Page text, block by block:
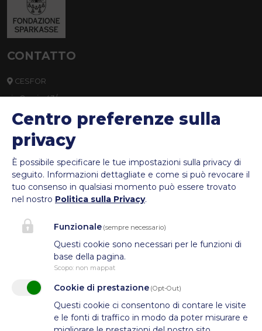
CONTATTO
CESFOR
via Orazio 43/a,
39100 Bolzano
info@cesfor.bz.it
0471 272690
P.IVA: IT01337640211
C.F.: 94010650219
Centro preferenze sulla
privacy
È possibile specificare le tue impostazioni sulla privacy di
seguito. Informazioni dettagliate e come si può revocare il
tuo consenso in qualsiasi momento può essere trovato
nel nostro Politica sulla Privacy.
Funzionale (sempre necessario)
Questi cookie sono necessari per le funzioni di
base della pagina.
Scopo: non mappat
Cookie di prestazione (Opt-Out)
Questi cookie ci consentono di contare le visite
e le fonti di traffico in modo da poter misurare e